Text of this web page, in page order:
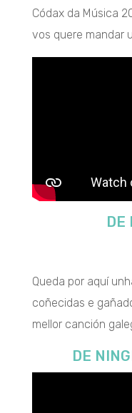
Códax da Música
vos quere mandar
DE
Queda por aquí
coñecidas e
mellor canción
DE